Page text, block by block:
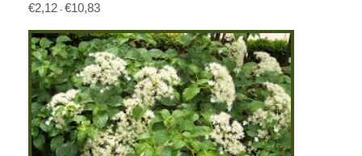
€2,12 - €10,83Prijsklasse:
tot
€10,83